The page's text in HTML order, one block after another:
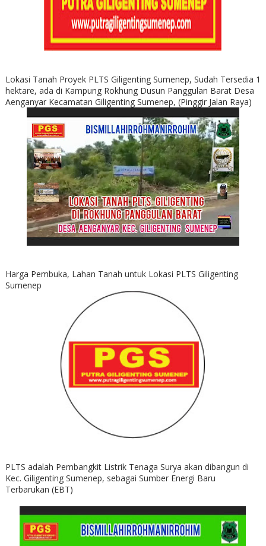
Lokasi Tanah Proyek PLTS Giligenting Sumenep, Sudah Tersedia 1
hektare, ada di Kampung Rokhung Dusun Panggulan Barat Desa
Aenganyar Kecamatan Giligenting Sumenep, (Pinggir Jalan Raya)
Harga Pembuka, Lahan Tanah untuk Lokasi PLTS Giligenting
Sumenep
PLTS adalah Pembangkit Listrik Tenaga Surya akan dibangun di
Kec. Giligenting Sumenep, sebagai Sumber Energi Baru
Terbarukan (EBT)